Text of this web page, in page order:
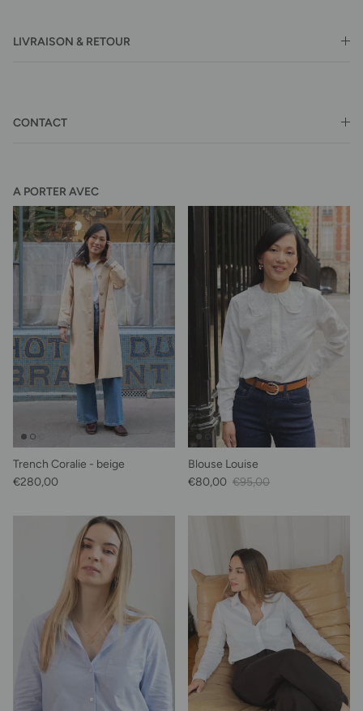
LIVRAISON & RETOUR
CONTACT
A PORTER AVEC
Trench Coralie - beige
Prix habituel
€280,00
Blouse Louise
Prix soldé
€80,00 Prix habituel
€95,00